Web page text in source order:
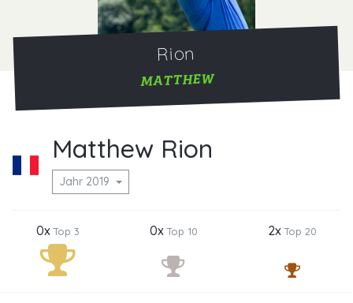
Rion
MATTHEW
Matthew Rion
Jahr 2019
0xTop 3 0xTop 10 2xTop 20